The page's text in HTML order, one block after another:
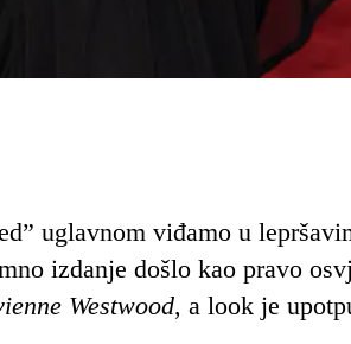
uglavnom viđamo u
izdanje došlo kao pravo
Westwood, a look je